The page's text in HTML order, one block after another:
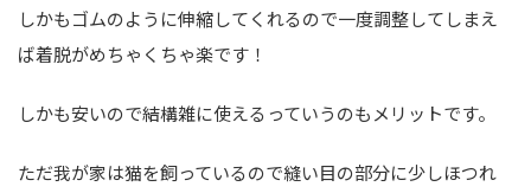
しかもゴムのように伸縮してくれるので一度調整してしまえ
ば着脱がめちゃくちゃ楽です！
しかも安いので結構雑に使えるっていうのもメリットです。
ただ我が家は猫を飼っているので縫い目の部分に少しほつれ